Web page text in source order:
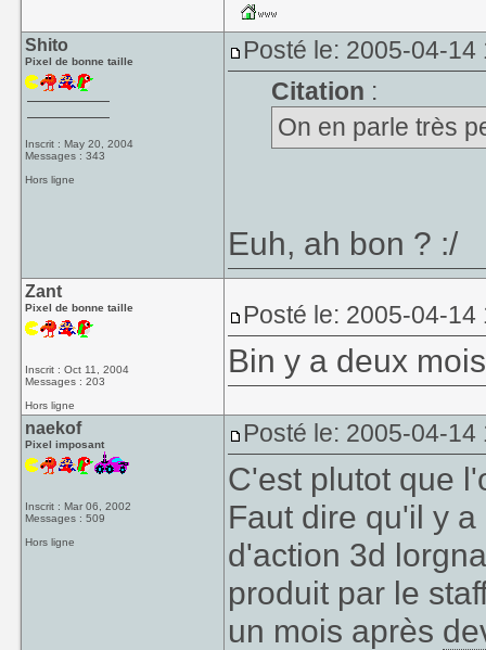
Shito
Pixel de bonne taille
Inscrit : May 20, 2004
Messages : 343
Hors ligne
Posté le: 2005-04-14
Citation :
On en parle très
Euh, ah bon ? :/
Zant
Pixel de bonne taille
Inscrit : Oct 11, 2004
Messages : 203
Hors ligne
Posté le: 2005-04-14
Bin y a deux
naekof
Pixel imposant
Inscrit : Mar 06, 2002
Messages : 509
Hors ligne
Posté le: 2005-04-14
C'est plutot que
Faut dire qu'il y
d'action 3d
produit par le
un mois après